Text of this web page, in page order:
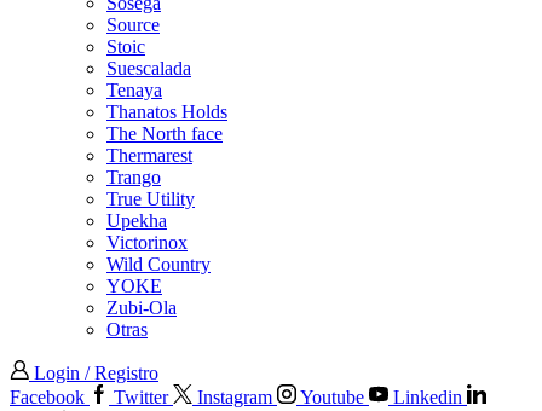
Source
Stoic
Suescalada
Tenaya
Thanatos Holds
The North face
Thermarest
Trango
True Utility
Upekha
Victorinox
Wild Country
YOKE
Zubi-Ola
Otras
Login / Registro
Facebook
Twitter Instagram Youtube Linkedin